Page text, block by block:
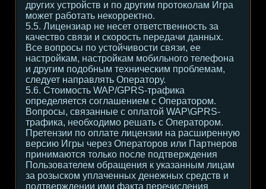
других устройств и по другим протоколам Игра
может работать некорректно.
5.5. Лицензиар не несет ответственность за
качество связи и скорость передачи данных.
Все вопросы по устойчивости связи, ее
настройкам, настройкам мобильного телефона
и другим подобным техническим проблемам,
следует направлять Оператору.
5.6. Стоимость WAP/GPRS-трафика
определяется соглашением с Оператором.
Вопросы, связанные с оплатой WAP\GPRS-
трафика, необходимо решать с Оператором.
Претензии по оплате лицензии на расширенную
версию Игры через Операторов или Партнеров
принимаются только после подтверждения
Пользователем обращения к указанным лицам
за розыском уплаченных денежных средств и
подтверждении ими факта перечисления